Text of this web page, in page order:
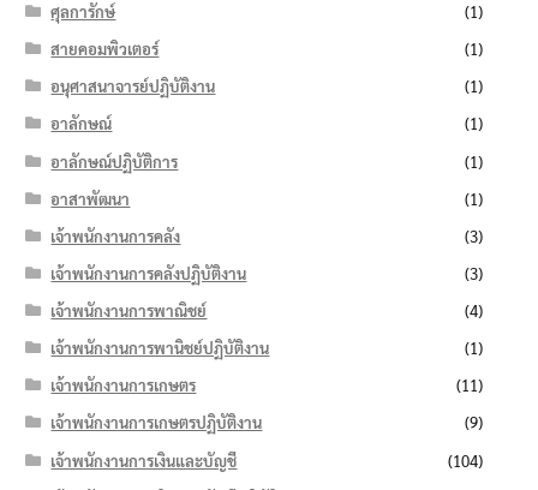
ศุลการักษ์
(1)
สายคอมพิวเตอร์
(1)
อนุศาสนาจารย์ปฏิบัติงาน
(1)
อาลักษณ์
(1)
อาลักษณ์ปฏิบัติการ
(1)
อาสาพัฒนา
(1)
เจ้าพนักงานการคลัง
(3)
เจ้าพนักงานการคลังปฏิบัติงาน
(3)
เจ้าพนักงานการพาณิชย์
(4)
เจ้าพนักงานการพานิชย์ปฏิบัติงาน
(1)
เจ้าพนักงานการเกษตร
(11)
เจ้าพนักงานการเกษตรปฏิบัติงาน
(9)
เจ้าพนักงานการเงินและบัญชี
(104)